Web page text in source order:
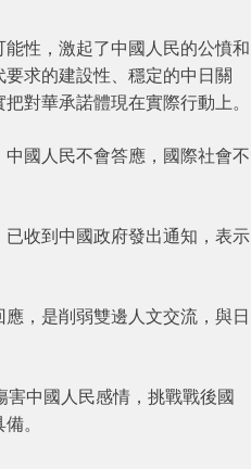
性，激起了中國人民的公憤和
求的建設性、穩定的中日關
對華承諾體現在實際行動上。
國人民不會答應，國際社會不
收到中國政府發出通知，表示
，是削弱雙邊人文交流，與日
中國人民感情，挑戰戰後國
。